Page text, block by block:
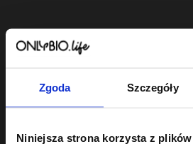
Zgoda Szczegóły
Niniejsza strona korzysta z
Bestsellery
OUTLET